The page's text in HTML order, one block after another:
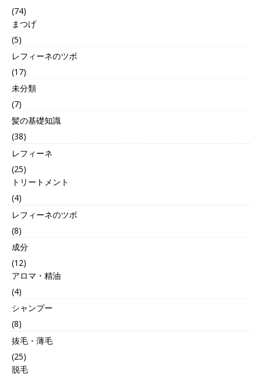
(74)
まつげ
(5)
レフィーネのツボ
(17)
未分類
(7)
髪の基礎知識
(38)
レフィーネ
(25)
トリートメント
(4)
レフィーネのツボ
(8)
成分
(12)
アロマ・精油
(4)
シャンプー
(8)
抜毛・薄毛
(25)
脱毛